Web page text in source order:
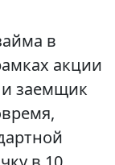
в
акции
заемщик